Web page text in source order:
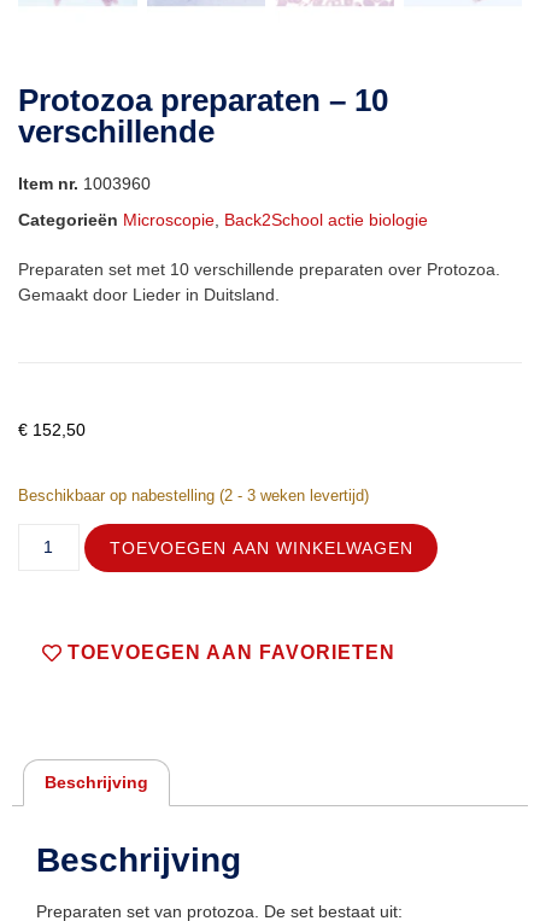
Protozoa preparaten – 10
verschillende
Item nr. 1003960
Categorieën Microscopie Back2School actie biologie
Preparaten set met 10 verschillende preparaten over Protozoa.
Gemaakt door Lieder in Duitsland.
€ 152,50
Beschikbaar op nabestelling (2 - 3 weken levertijd)
TOEVOEGEN AAN WINKELWAGEN
TOEVOEGEN AAN FAVORIETEN
Beschrijving
Beschrijving
Preparaten set van protozoa. De set bestaat uit: